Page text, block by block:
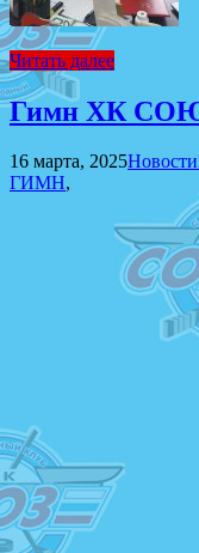
Читать далее
Гимн ХК
16 марта, 2025Новости
ГИМН,